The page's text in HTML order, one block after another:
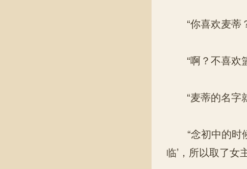
“你喜欢麦蒂
“啊？不喜欢
“麦蒂的名字
“念初中的时候
临’，所以取了女